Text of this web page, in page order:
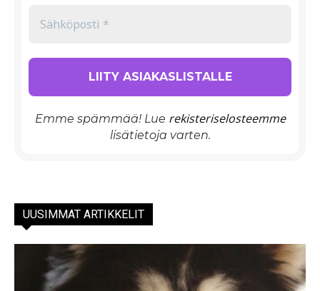
Emme spämmää! Lue rekisteriselosteemme
lisätietoja varten.
UUSIMMAT ARTIKKELIT